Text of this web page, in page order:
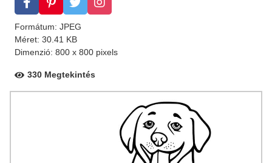
Formátum: JPEG
Méret: 30.41 KB
Dimenzió: 800 x 800 pixels
330 Megtekintés